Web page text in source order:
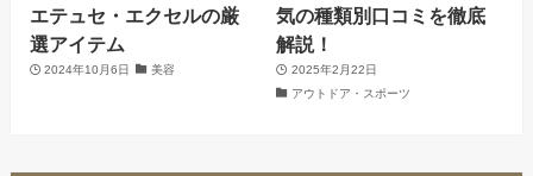
エテュセ・エクセルの厳
選アイテム
2024年10月6日 美容
気の種類別口コミを徹底
解説！
2025年2月22日
アウトドア・スポーツ